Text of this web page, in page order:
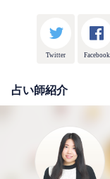
Twitter Facebook
占い師紹介